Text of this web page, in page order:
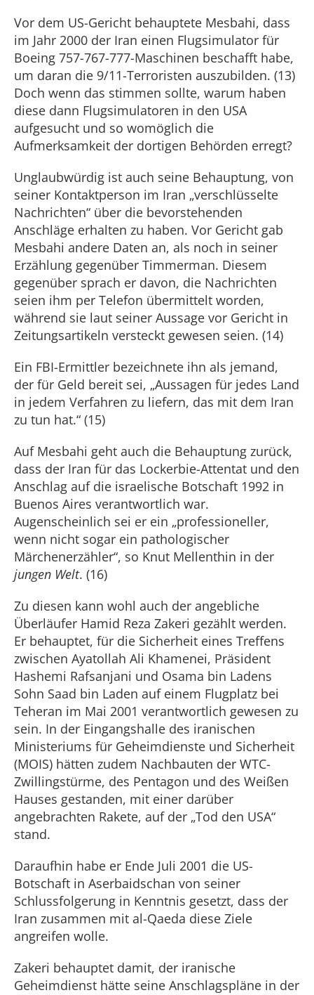
Vor dem US-Gericht behauptete Mesbahi, dass
im Jahr 2000 der Iran einen Flugsimulator für
Boeing 757-767-777-Maschinen beschafft habe,
um daran die 9/11-Terroristen auszubilden. (13)
Doch wenn das stimmen sollte, warum haben
diese dann Flugsimulatoren in den USA
aufgesucht und so womöglich die
Aufmerksamkeit der dortigen Behörden erregt?
Unglaubwürdig ist auch seine Behauptung, von
seiner Kontaktperson im Iran „verschlüsselte
Nachrichten“ über die bevorstehenden
Anschläge erhalten zu haben. Vor Gericht gab
Mesbahi andere Daten an, als noch in seiner
Erzählung gegenüber Timmerman. Diesem
gegenüber sprach er davon, die Nachrichten
seien ihm per Telefon übermittelt worden,
während sie laut seiner Aussage vor Gericht in
Zeitungsartikeln versteckt gewesen seien. (14)
Ein FBI-Ermittler bezeichnete ihn als jemand,
der für Geld bereit sei, „Aussagen für jedes Land
in jedem Verfahren zu liefern, das mit dem Iran
zu tun hat.“ (15)
Auf Mesbahi geht auch die Behauptung zurück,
dass der Iran für das Lockerbie-Attentat und den
Anschlag auf die israelische Botschaft 1992 in
Buenos Aires verantwortlich war.
Augenscheinlich sei er ein „professioneller,
wenn nicht sogar ein pathologischer
Märchenerzähler“, so Knut Mellenthin in der
jungen Welt. (16)
Zu diesen kann wohl auch der angebliche
Überläufer Hamid Reza Zakeri gezählt werden.
Er behauptet, für die Sicherheit eines Treffens
zwischen Ayatollah Ali Khamenei, Präsident
Hashemi Rafsanjani und Osama bin Ladens
Sohn Saad bin Laden auf einem Flugplatz bei
Teheran im Mai 2001 verantwortlich gewesen zu
sein. In der Eingangshalle des iranischen
Ministeriums für Geheimdienste und Sicherheit
(MOIS) hätten zudem Nachbauten der WTC-
Zwillingstürme, des Pentagon und des Weißen
Hauses gestanden, mit einer darüber
angebrachten Rakete, auf der „Tod den USA“
stand.
Daraufhin habe er Ende Juli 2001 die US-
Botschaft in Aserbaidschan von seiner
Schlussfolgerung in Kenntnis gesetzt, dass der
Iran zusammen mit al-Qaeda diese Ziele
angreifen wolle.
Zakeri behauptet damit, der iranische
Geheimdienst hätte seine Anschlagspläne in der